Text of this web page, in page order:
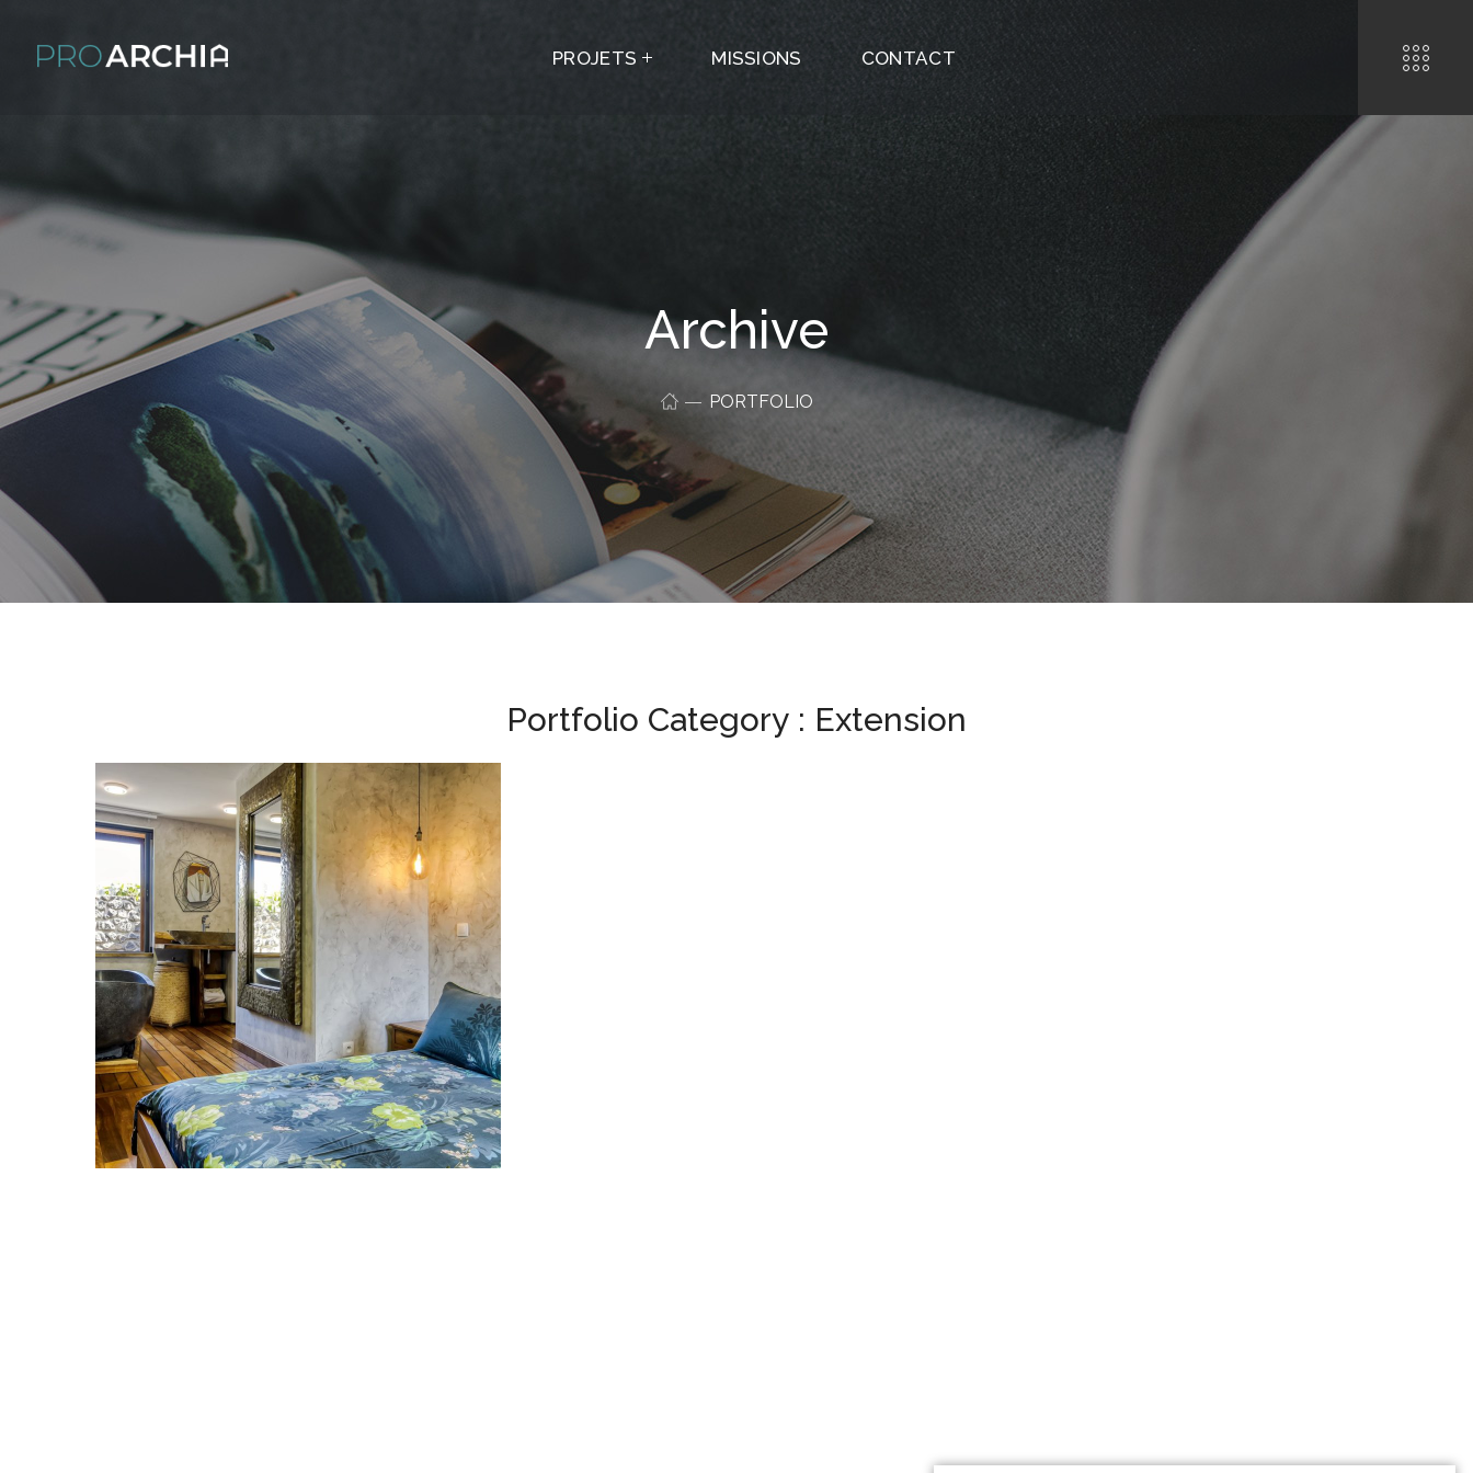
PROJETS MISSIONS CONTACT
Archive
PORTFOLIO
Portfolio Category : Extension
Villa CD
EXTENSION